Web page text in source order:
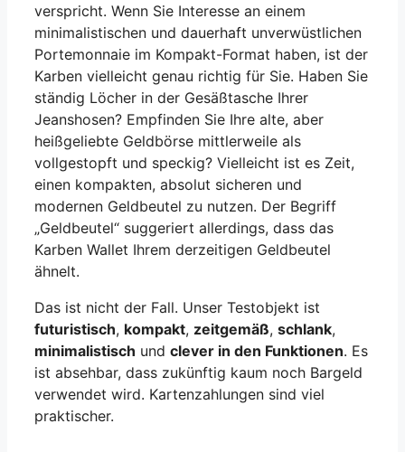
verspricht. Wenn Sie Interesse an einem
minimalistischen und dauerhaft unverwüstlichen
Portemonnaie im Kompakt-Format haben, ist der
Karben vielleicht genau richtig für Sie. Haben Sie
ständig Löcher in der Gesäßtasche Ihrer
Jeanshosen? Empfinden Sie Ihre alte, aber
heißgeliebte Geldbörse mittlerweile als
vollgestopft und speckig? Vielleicht ist es Zeit,
einen kompakten, absolut sicheren und
modernen Geldbeutel zu nutzen. Der Begriff
„Geldbeutel“ suggeriert allerdings, dass das
Karben Wallet Ihrem derzeitigen Geldbeutel
ähnelt.
Das ist nicht der Fall. Unser Testobjekt ist
futuristisch, kompakt, zeitgemäß, schlank,
minimalistisch und clever in den Funktionen. Es
ist absehbar, dass zukünftig kaum noch Bargeld
verwendet wird. Kartenzahlungen sind viel
praktischer.